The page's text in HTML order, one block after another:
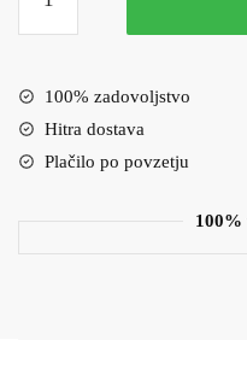
zaščitna
stekla
lepilo
čez
celotno
100% zadovoljstvo
Hitra dostava
Plačilo po povzetju
100%